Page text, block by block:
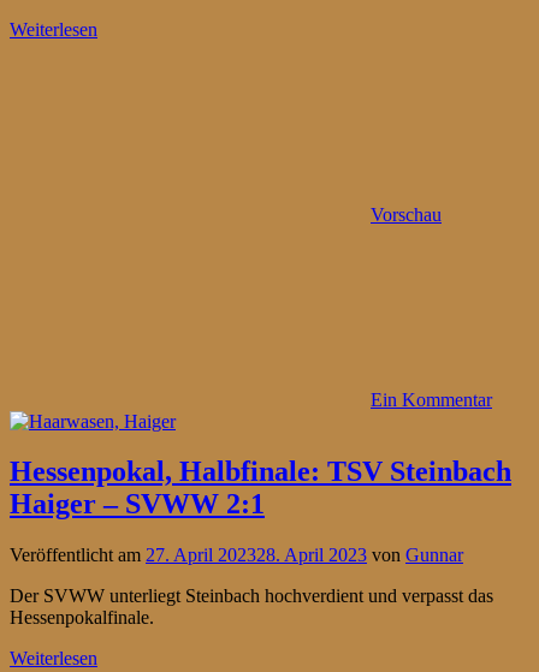
Weiterlesen
Vorschau
Ein Kommentar
Hessenpokal, Halbfinale: TSV Steinbach
Haiger – SVWW 2:1
Veröffentlicht am 27. April 202328. April 2023 von Gunnar
Der SVWW unterliegt Steinbach hochverdient und verpasst das
Hessenpokalfinale.
Weiterlesen